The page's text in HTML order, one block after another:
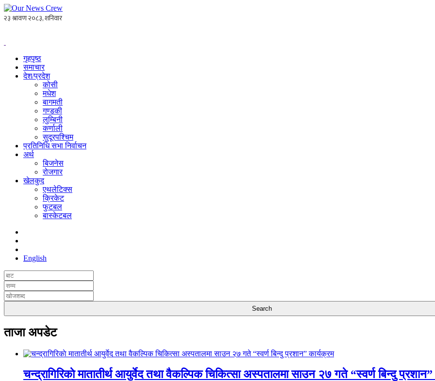
गृहपृष्ठ
समाचार
देश/प्रदेश
कोसी
मधेश
बागमती
गण्डकी
लुम्बिनी
कर्णाली
सुदूरपश्चिम
प्रतिनिधि सभा निर्वाचन
अर्थ
बिजनेस
रोजगार
खेलकुद
एथलेटिक्स
क्रिकेट
फुटबल
बास्केटबल
English
ताजा अपडेट
चन्द्रागिरिकाे मातातीर्थ आयुर्वेद तथा वैकल्पिक चिकित्सा अस्पतालमा साउन २७ गते “स्वर्ण बिन्दु